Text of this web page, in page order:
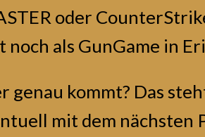
oder
noch als GunGame in
genau kommt? Das
mit dem nächsten